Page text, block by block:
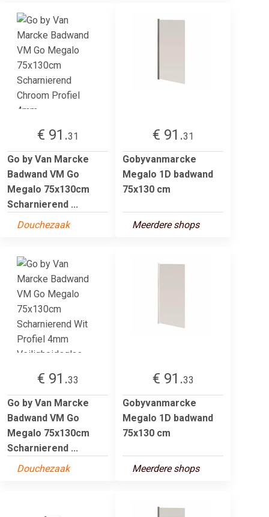
€ 91.31
Go by Van Marcke
Badwand VM Go
Megalo 75x130cm
Scharnierend ...
Douchezaak
€ 91.31
Gobyvanmarcke
Megalo 1D badwand
75x130 cm
Meerdere shops
€ 91.33
Go by Van Marcke
Badwand VM Go
Megalo 75x130cm
Scharnierend ...
Douchezaak
€ 91.33
Gobyvanmarcke
Megalo 1D badwand
75x130 cm
Meerdere shops